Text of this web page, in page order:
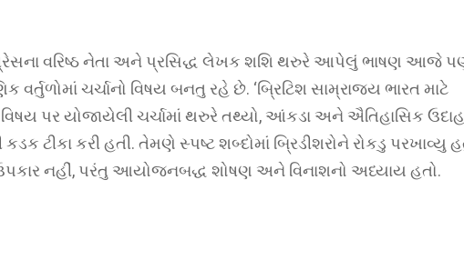
વરિષ્ઠ નેતા અને પ્રસિદ્ધ લેખક શશિ થરુરે આપેલું ભાષણ આજે
વર્તુળોમાં ચર્ચાનો વિષય બનતુ રહે છે. ‘બ્રિટિશ સામ્રાજ્ય ભારત માટે
પર યોજાયેલી ચર્ચામાં થરુરે તથ્યો, આંકડા અને ઐતિહાસિક
કડક ટીકા કરી હતી. તેમણે સ્પષ્ટ શબ્દોમાં બ્રિડીશરોને રોકડુ પરખાવ્યુ
ઉપકાર નહીં, પરંતુ આયોજનબદ્ધ શોષણ અને વિનાશનો અધ્યાય હતો.